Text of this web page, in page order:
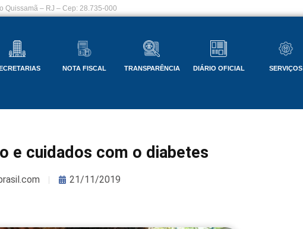
Quissamã – RJ – Cep: 28.735-000
NOTA FISCAL TRANSPARÊNCIA DIÁRIO OFICIAL SERVIÇOS
e cuidados com o diabetes
21/11/2019